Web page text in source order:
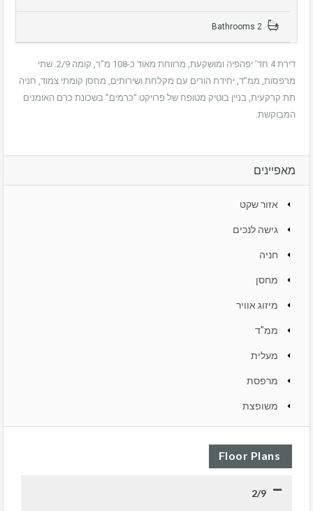
דירת 4 חד’ יפהפיה ומושקעת, מרווחת מאוד כ-108 מ”ר, קומה 2/9. שתי
מרפסות, ממ”ד, יחידת הורים עם מקלחת ושירותים, מחסן קומתי צמוד, חניה
תת קרקעית, בניין בוטיק מטופח של פרויקט “כרמים” בשכונת כרם האומנים
המבוקשת.
מאפיינים
אזור שקט
גישה לנכים
חניה
מחסן
מיזוג אוויר
ממ"ד
מעלית
מרפסת
משופצת
Floor Plans
2/9